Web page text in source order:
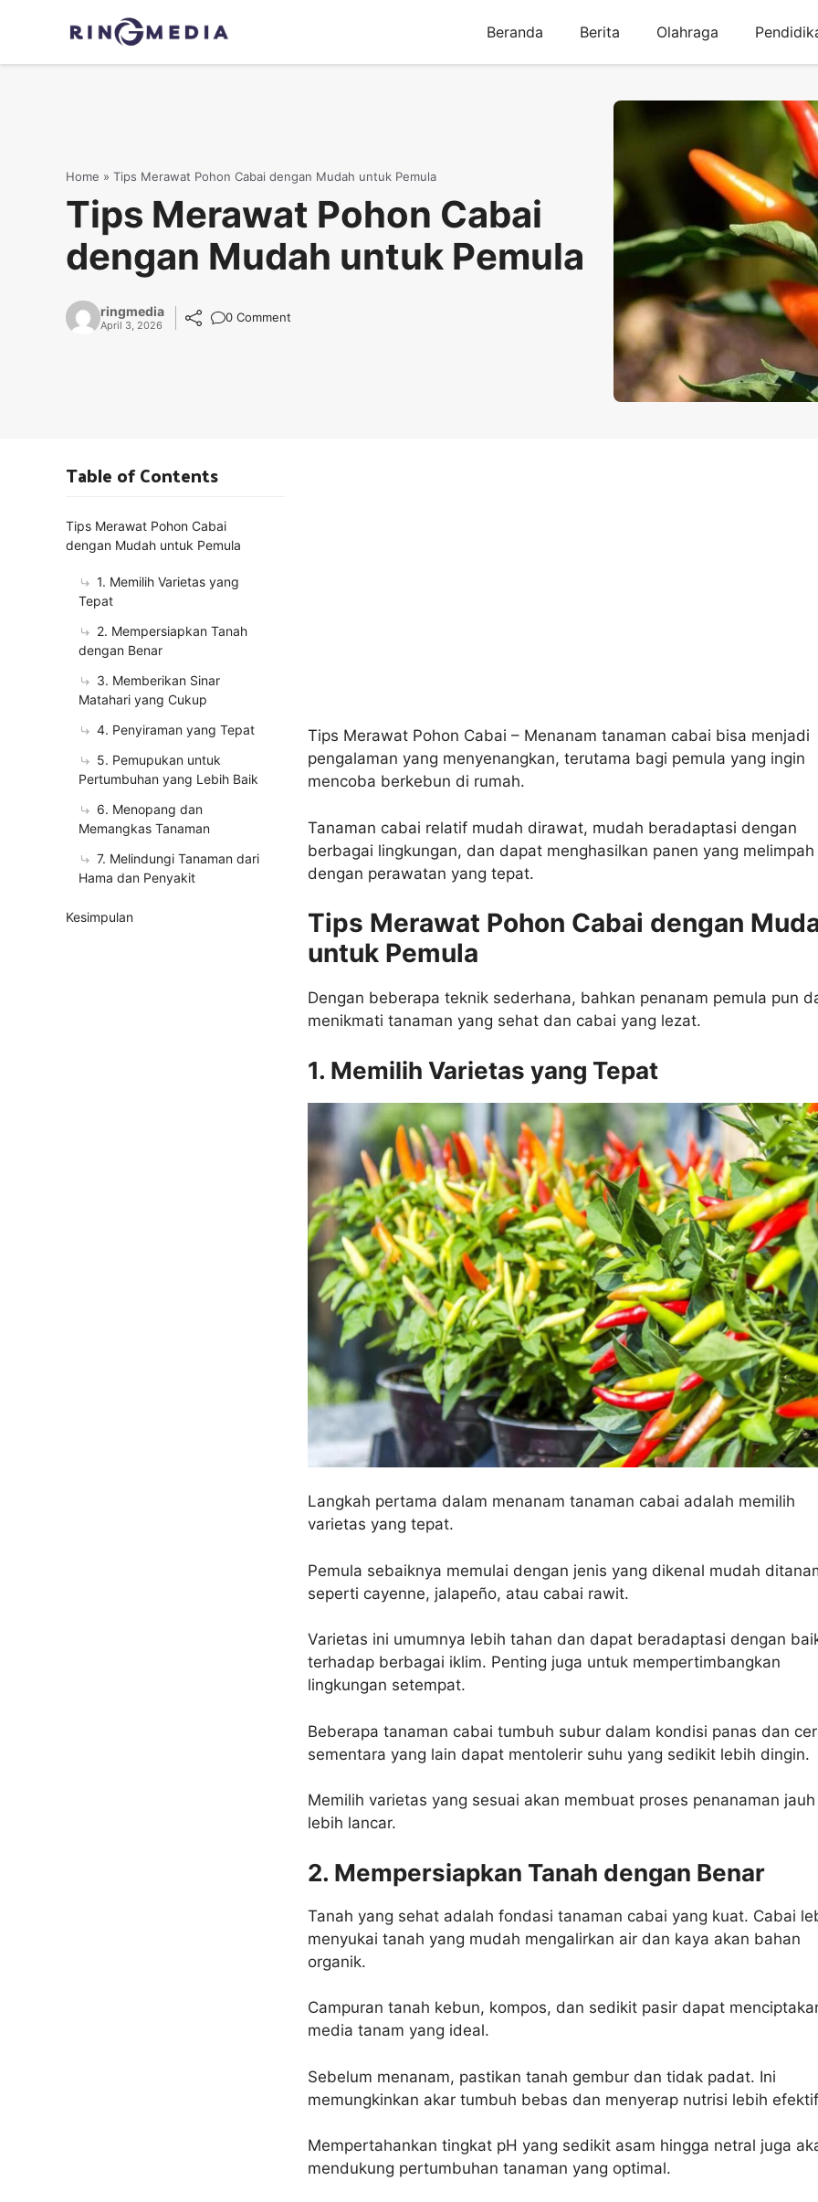
Beranda Berita Olahraga
Home » Tips Merawat Pohon Cabai dengan Mudah untuk Pemula
Tips Merawat Pohon Cabai
dengan Mudah untuk Pemula
ringmedia
April 3, 2026
0 Comment
Tips Merawat Pohon Cabai – Menanam tanaman cabai bisa menjadi
pengalaman yang menyenangkan, terutama bagi pemula yang ingin
mencoba berkebun di rumah.
Tanaman cabai relatif mudah dirawat, mudah beradaptasi dengan
berbagai lingkungan, dan dapat menghasilkan panen yang melimpah
dengan perawatan yang tepat.
Tips Merawat Pohon Cabai dengan
untuk Pemula
Dengan beberapa teknik sederhana, bahkan penanam pemula pun
menikmati tanaman yang sehat dan cabai yang lezat.
1. Memilih Varietas yang Tepat
Langkah pertama dalam menanam tanaman cabai adalah memilih
varietas yang tepat.
Pemula sebaiknya memulai dengan jenis yang dikenal mudah
seperti cayenne, jalapeño, atau cabai rawit.
Varietas ini umumnya lebih tahan dan dapat beradaptasi dengan
terhadap berbagai iklim. Penting juga untuk mempertimbangkan
lingkungan setempat.
Beberapa tanaman cabai tumbuh subur dalam kondisi panas dan
sementara yang lain dapat mentolerir suhu yang sedikit lebih dingin.
Memilih varietas yang sesuai akan membuat proses penanaman jauh
lebih lancar.
2. Mempersiapkan Tanah dengan Benar
Tanah yang sehat adalah fondasi tanaman cabai yang kuat. Cabai
menyukai tanah yang mudah mengalirkan air dan kaya akan bahan
organik.
Campuran tanah kebun, kompos, dan sedikit pasir dapat
media tanam yang ideal.
Sebelum menanam, pastikan tanah gembur dan tidak padat. Ini
memungkinkan akar tumbuh bebas dan menyerap nutrisi lebih
Mempertahankan tingkat pH yang sedikit asam hingga netral juga
mendukung pertumbuhan tanaman yang optimal.
Table of Contents
Tips Merawat Pohon Cabai
dengan Mudah untuk Pemula
1. Memilih Varietas yang
Tepat
2. Mempersiapkan Tanah
dengan Benar
3. Memberikan Sinar
Matahari yang Cukup
4. Penyiraman yang Tepat
5. Pemupukan untuk
Pertumbuhan yang Lebih Baik
6. Menopang dan
Memangkas Tanaman
7. Melindungi Tanaman dari
Hama dan Penyakit
Kesimpulan